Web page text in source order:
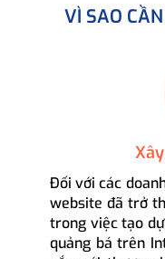
VÌ SAO
Đối với các
website đã trở
trong việc tạo
quảng bá trên